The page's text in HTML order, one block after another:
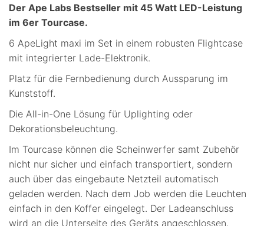
Der Ape Labs Bestseller mit 45 Watt LED-Leistung
im 6er Tourcase.
6 ApeLight maxi im Set in einem robusten Flightcase
mit integrierter Lade-Elektronik.
Platz für die Fernbedienung durch Aussparung im
Kunststoff.
Die All-in-One Lösung für Uplighting oder
Dekorationsbeleuchtung.
Im Tourcase können die Scheinwerfer samt Zubehör
nicht nur sicher und einfach transportiert, sondern
auch über das eingebaute Netzteil automatisch
geladen werden. Nach dem Job werden die Leuchten
einfach in den Koffer eingelegt. Der Ladeanschluss
wird an die Unterseite des Geräts angeschlossen,